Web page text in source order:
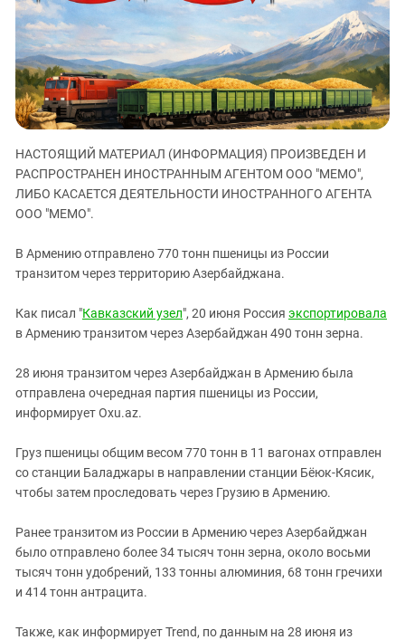
ЗАСТАВЛЯЕТ
КАВКАЗ ЗА ПАЛЕСТИНУ
ИНАКОМЫСЛИЕ В ЧЕЧНЕ
ПРЕСЛЕДОВАНИЕ АКТИВИСТОВ
МОБИЛИЗАЦИЯ И ПРОТЕСТЫ
Дагестан
Ингушетия
Кабардино-Балкария
Калмыкия
Карачаево-Черкесия
Краснодарский край
Российская Федерация
Северная Осетия - Алания
Ставропольский край
Южная Осетия
Южный Кавказ
НАСТОЯЩИЙ МАТЕРИАЛ (ИНФОРМАЦИЯ) ПРОИЗВЕДЕН И
РАСПРОСТРАНЕН ИНОСТРАННЫМ АГЕНТОМ ООО "МЕМО",
ЛИБО КАСАЕТСЯ ДЕЯТЕЛЬНОСТИ ИНОСТРАННОГО АГЕНТА
ООО "МЕМО".
В Армению отправлено 770 тонн пшеницы из России
транзитом через территорию Азербайджана.
Как писал "Кавказский узел", 20 июня Россия экспортировала
в Армению транзитом через Азербайджан 490 тонн зерна.
28 июня транзитом через Азербайджан в Армению была
отправлена очередная партия пшеницы из России,
информирует Oxu.az.
Груз пшеницы общим весом 770 тонн в 11 вагонах отправлен
со станции Баладжары в направлении станции Бёюк-Кясик,
чтобы затем проследовать через Грузию в Армению.
Ранее транзитом из России в Армению через Азербайджан
было отправлено более 34 тысяч тонн зерна, около восьми
тысяч тонн удобрений, 133 тонны алюминия, 68 тонн гречихи
и 414 тонн антрацита.
Также, как информирует Trend, по данным на 28 июня из